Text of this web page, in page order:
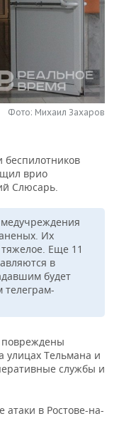
Фото: Михаил Захаров
беспилотников
врио
Слюсарь.
Их
Еще 11
в
будет
телеграм-
повреждены
улицах Тельмана и
службы и
атаки в Ростове-на-